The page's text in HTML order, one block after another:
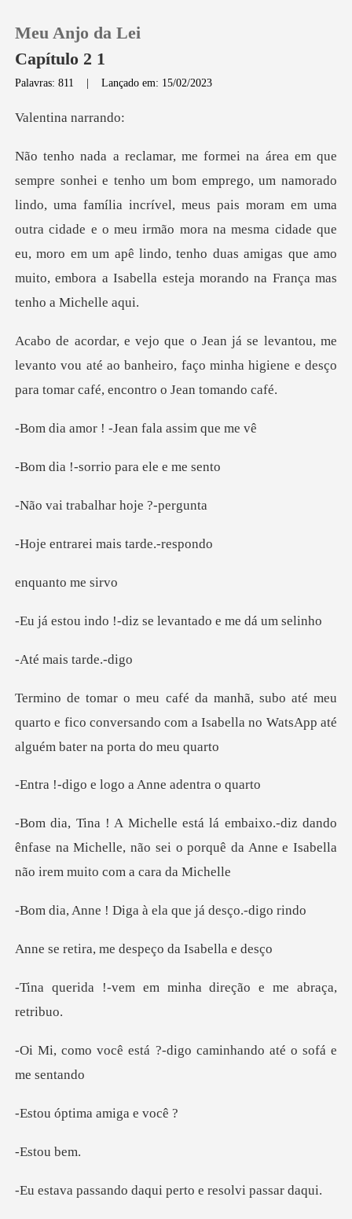
Loja
Histórico
Sair
Baixar App
Meu Anjo da Lei
Capítulo 2 1
Palavras: 811 |Lançado em: 15/02/2023
ina na
a família incrível, meus pais moram em uma
outra cidade e o meu irmão mora na mesma cidade que
eu, moro em um a
me
levanto vou até ao banheiro, faço minha higiene e
! -Jean fala a
orrio para e
abalhar hoj
rei mais ta
nto m
!-diz se levantado
is tard
meu
quarto e fico conversando com a Isabella no
e logo a Anne
dando
ênfase na Michelle, não sei o porquê da Ann
Diga à ela que já
me despeço da
em minha direção e
á ?-digo caminhando a
tima amig
tou
o daqui perto e re